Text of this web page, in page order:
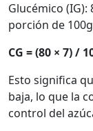
Glucémico
porción de
CG = (80 × 7) /
Esto significa
baja, lo que la
control del